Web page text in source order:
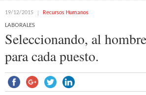
19/12/2015 Recursos Humanos
LABORALES
Seleccionando, al
para cada puesto.